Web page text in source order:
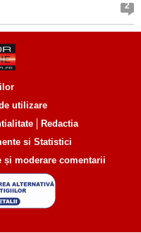
2
utilizare
Redactia
și moderare comentarii